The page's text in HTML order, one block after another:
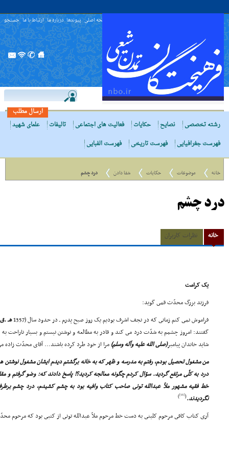
صفحه اصلی پیوندها درباره ما ارتباط با ما جستجو
ارسال مطلب
رشته تخصصی
نصایح حکایات فعالیت های اجتماعی تالیفات
علمای شهید
فهرست جغرافیایی
فهرست تاریخی فهرست الفبایی
خانه موضوعات حکایات شفا دادن درد چشم
درد چشم
خانه نظرات کاربران
یک کرامت
فرزند بزرگ محدّث قمى گوید:
فراموش نمى کنم زمانى که در نجف اشرف بودیم یک روز صبح پدرم ـ در حدود سال (1357
هـ
گفتند: امروز چشمم به شدّت درد مى کند و قادر به مطالعه و نوشتن نیستم و بسیار ناراحت به
شاید خاندان پیامبر(صلى الله علیه وآله وسلم) مرا از خود طرد کرده باشند... آقاى محدّث زاده
من مشغول تحصیل بودم، رفتم به مدرسه و ظهر که به خانه برگشتم دیدم ایشان مشغول
درد به کلّى مرتفع گردید. سؤال کردم چگونه معالجه کردید؟! پاسخ دادند که: وضو گرفتم و
خط فقیه مشهور ملاّ عبدالله تونى صاحب کتاب وافیه بود به چشم کشیدم، درد چشم
نگردیدند.(
[16]
)
آرى کتاب کافى مرحوم کلینى به دست خط مرحوم ملاّ عبدالله تونى از کتبى بود که مرحوم